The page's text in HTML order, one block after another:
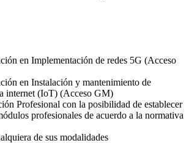
en Implementación de redes 5G (Acceso
en Instalación y mantenimiento de
internet (IoT) (Acceso GM)
Profesional con la posibilidad de establecer
profesionales de acuerdo a la normativa
de sus modalidades